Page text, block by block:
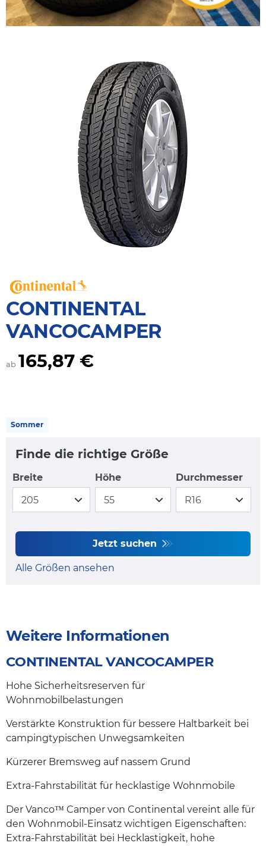
CONTINENTAL
VANCOCAMPER
ab 165,87 €
Sommer
Finde die richtige Größe
Breite Höhe Durchmesser
Jetzt suchen
Alle Größen ansehen
Weitere Informationen
CONTINENTAL VANCOCAMPER
Hohe Sicherheitsreserven für
Wohnmobilbelastungen
Verstärkte Konstruktion für bessere Haltbarkeit bei
campingtypischen Unwegsamkeiten
Kürzerer Bremsweg auf nassem Grund
Extra-Fahrstabilität für hecklastige Wohnmobile
Der Vanco™ Camper von Continental vereint alle für
den Wohnmobil-Einsatz wichtigen Eigenschaften:
Extra-Fahrstabilität bei Hecklastigkeit, hohe